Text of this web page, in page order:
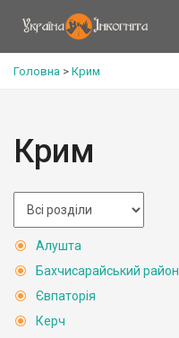
Головна > Крим
Крим
Алушта
Бахчисарайський район
Євпаторія
Керч